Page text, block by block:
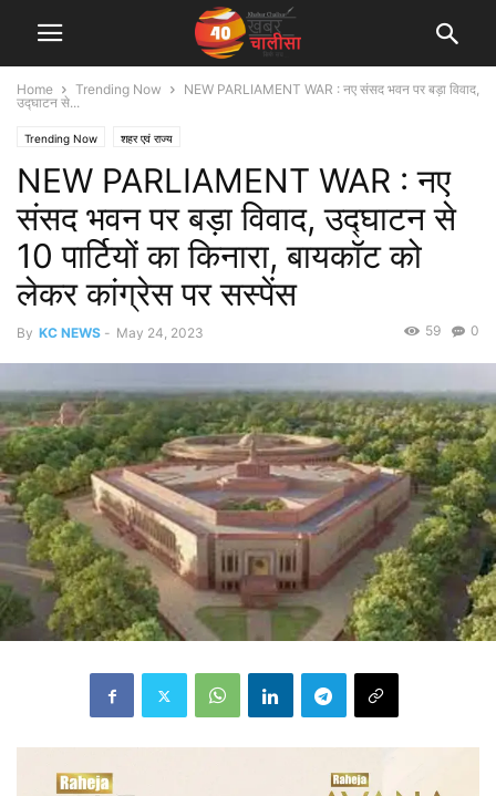
Home Trending Now
NEW PARLIAMENT WAR : नए संसद भवन पर बड़ा विवाद,
उद्घाटन से...
Trending Now शहर एवं राज्य
NEW PARLIAMENT WAR : नए
संसद भवन पर बड़ा विवाद, उद्घाटन से
10 पार्टियों का किनारा, बायकॉट को
लेकर कांग्रेस पर सस्पेंस
By KC NEWS - May 24, 2023 0
59